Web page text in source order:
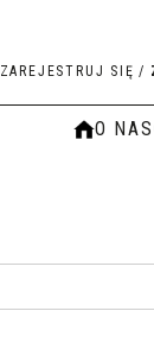
ZAREJESTRUJ SIĘ /
O NAS